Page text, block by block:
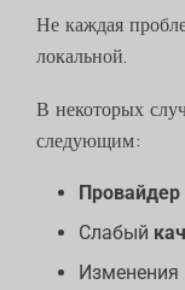
Не каждая
локальной.
В некоторых
следующим:
Провайдер
Слабый
Изменения